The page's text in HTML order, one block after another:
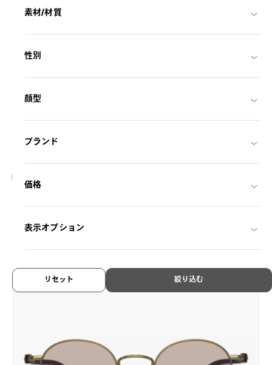
素材/材質
性別
顔型
ブランド
価格
表示オプション
絞り込む
リセット
OWNDAYS | SUN
¥8,800 税込